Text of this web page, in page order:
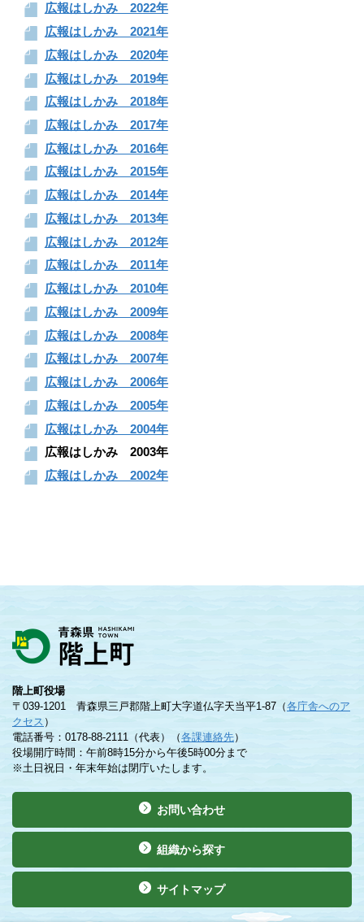
広報はしかみ 2022年
広報はしかみ 2021年
広報はしかみ 2020年
広報はしかみ 2019年
広報はしかみ 2018年
広報はしかみ 2017年
広報はしかみ 2016年
広報はしかみ 2015年
広報はしかみ 2014年
広報はしかみ 2013年
広報はしかみ 2012年
広報はしかみ 2011年
広報はしかみ 2010年
広報はしかみ 2009年
広報はしかみ 2008年
広報はしかみ 2007年
広報はしかみ 2006年
広報はしかみ 2005年
広報はしかみ 2004年
広報はしかみ 2003年
広報はしかみ 2002年
階上町役場
〒039-1201 青森県三戸郡階上町大字道仏字天当平1-87（各庁舎へのア
クセス ）
電話番号：0178-88-2111（代表）（各課連絡先）
役場開庁時間：午前8時15分から午後5時00分まで
※土日祝日・年末年始は閉庁いたします。
お問い合わせ
組織から探す
サイトマップ